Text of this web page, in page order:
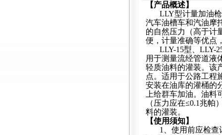
【产品概述】
LLY型计量加油
汽车油槽车和汽油摩
的自然压力
（高于计
便，计量准确等优点
LLY-15型、 LLY-
用于测量流经管道液
轻质油料的灌装。该
点。适用于公路工程
安装在油库的灌桶的
上给群车加油。油
（压力应在≤0.1兆帕
料的灌装。
【使用须知】
1
、使用前应检查